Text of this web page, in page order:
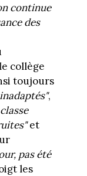
continue
des
collège
toujours
,
et
pas été
les